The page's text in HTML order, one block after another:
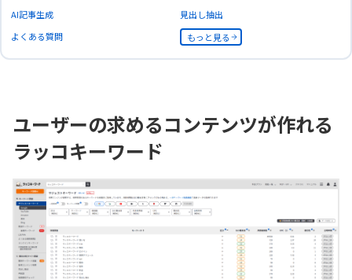
AI記事生成
見出し抽出
よくある質問
もっと見る
ユーザーの求めるコンテンツが作れる
ラッコキーワード